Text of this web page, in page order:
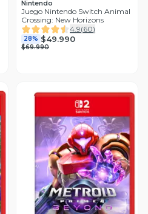
Nintendo
Juego Nintendo Switch Animal
Crossing: New Horizons
4.9(60)
28% $49.990
$69.990